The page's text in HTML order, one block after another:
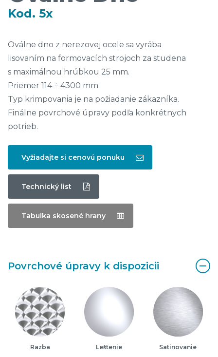
Kod. 5x
Oválne dno z nerezovej ocele sa vyrába
lisovaním na formovacích strojoch za studena
s maximálnou hrúbkou 25 mm.
Priemer 114 ÷ 4300 mm.
Typ krimpovania je na požiadanie zákazníka.
Finálne povrchové úpravy podľa konkrétnych
potrieb.
Vyžiadajte si cenovú ponuku
Technický list
Tabuľka skosené hrany
Povrchové úpravy k dispozicii
Razba Leštenie Satinovanie